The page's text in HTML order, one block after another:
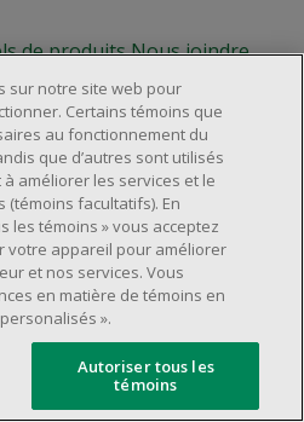
de produitsNous joindre
Tous droits réservés.
juridiques
d'accessibilité
sur notre site web pour
Certains témoins que
au fonctionnement du
que d’autres sont utilisés
améliorer les services et le
facultatifs). En
les témoins » vous acceptez
votre appareil pour améliorer
et nos services. Vous
en matière de témoins en
».
Autoriser tous les
témoins